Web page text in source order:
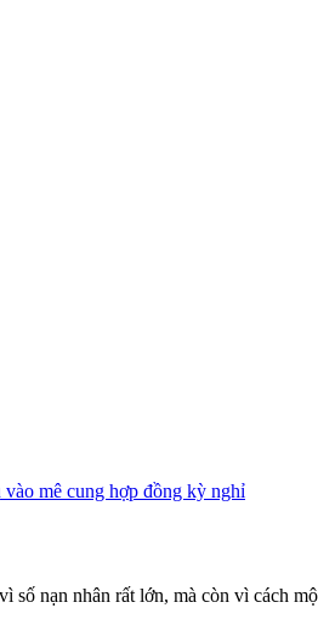
mê cung hợp đồng kỳ nghỉ
nạn nhân rất lớn, mà còn vì cách